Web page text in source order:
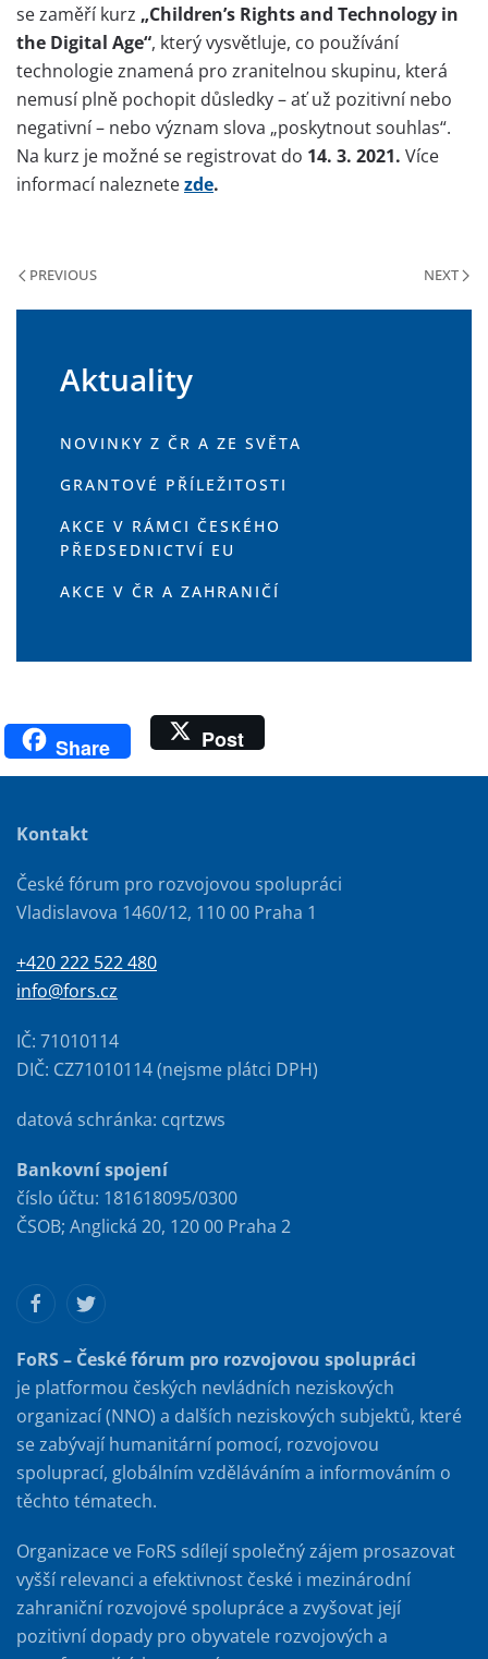
se zaměří kurz „Children’s Rights and Technology in
the Digital Age“, který vysvětluje, co používání
technologie znamená pro zranitelnou skupinu, která
nemusí plně pochopit důsledky – ať už pozitivní nebo
negativní – nebo význam slova „poskytnout souhlas“.
Na kurz je možné se registrovat do 14. 3. 2021. Více
informací naleznetezde.
PREVIOUS NEXT
Aktuality
NOVINKY Z ČR A ZE SVĚTA
GRANTOVÉ PŘÍLEŽITOSTI
AKCE V RÁMCI ČESKÉHO
PŘEDSEDNICTVÍ EU
AKCE V ČR A ZAHRANIČÍ
Share Post
Kontakt
České fórum pro rozvojovou spolupráci
Vladislavova 1460/12, 110 00 Praha 1
+420 222 522 480
info@fors.cz
IČ: 71010114
DIČ: CZ71010114 (nejsme plátci DPH)
datová schránka: cqrtzws
Bankovní spojení
číslo účtu: 181618095/0300
ČSOB; Anglická 20, 120 00 Praha 2
FoRS – České fórum pro rozvojovou spolupráci
je platformou českých nevládních neziskových
organizací (NNO) a dalších neziskových subjektů, které
se zabývají humanitární pomocí, rozvojovou
spoluprací, globálním vzděláváním a informováním o
těchto tématech.
Organizace ve FoRS sdílejí společný zájem prosazovat
vyšší relevanci a efektivnost české i mezinárodní
zahraniční rozvojové spolupráce a zvyšovat její
pozitivní dopady pro obyvatele rozvojových a